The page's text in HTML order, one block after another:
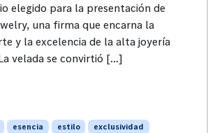
elegido para la presentación de
una firma que encarna la
y la excelencia de la alta joyería
velada se convirtió […]
esencia estilo
exclusividad